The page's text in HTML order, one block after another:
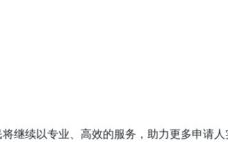
续以专业、高效的服务，助力更多申请人